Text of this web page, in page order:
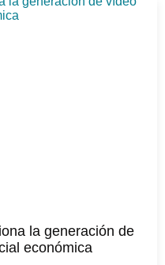
la generación de
económica